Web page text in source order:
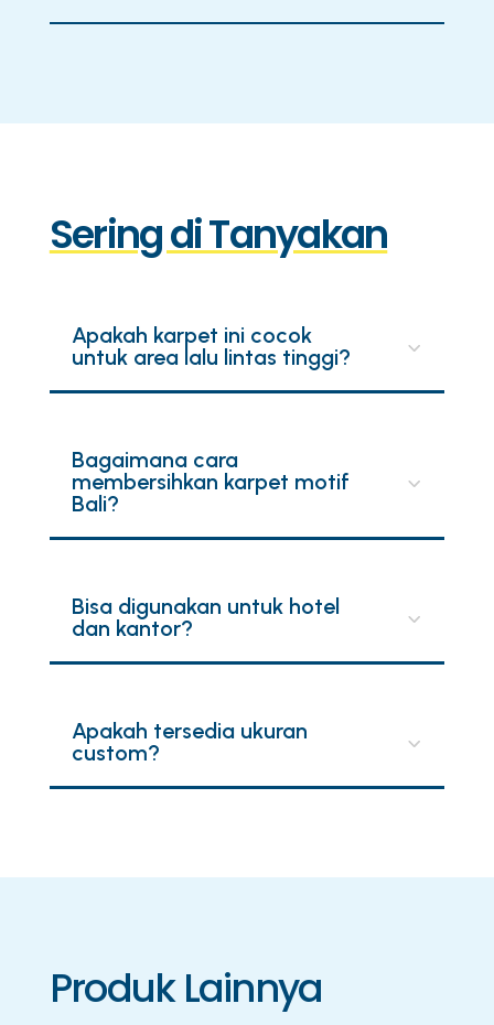
Sering di Tanyakan
Apakah karpet ini cocok
untuk area lalu lintas tinggi?
Bagaimana cara
membersihkan karpet motif
Bali?
Bisa digunakan untuk hotel
dan kantor?
Apakah tersedia ukuran
custom?
Produk Lainnya